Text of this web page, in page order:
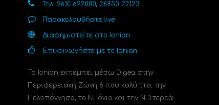
Τηλ: 2610 622080, 26950 22123
Παρακολουθήστε live
Διαφημιστείτε στο Ionian
Επικοινωνήστε με το Ionian
Το Ionian εκπέμπει μέσω Digea στην
Περιφερειακή Ζώνη 6 που καλύπτει την
Πελοπόννησο, το N. Ιόνιο και την Ν. Στερεά